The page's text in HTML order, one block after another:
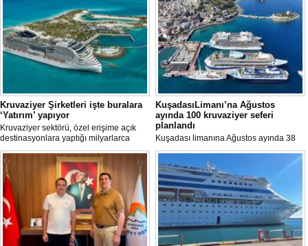
Kruvaziyer Şirketleri işte buralara
‘Yatırım’ yapıyor
Kruvaziyer sektörü, özel erişime açık
destinasyonlara yaptığı milyarlarca
dolarlık yatırımlarla tatil deneyimini gemi
dışına taşıyor. Özel adalar, beach
club'lar, su parkları ve lüks villalar artık
şirketlerin en stratejik gelir kaynakları
arasında yer alıyor.
KuşadasıLimanı’na Ağustos
ayında 100 kruvaziyer seferi
planlandı
Kuşadası limanına Ağustos ayında 38
farklı kruvaziyer gemisi 100 kez
uğrayacak. En yoğun günün 28 Ağustos
olduğu açıklandı.